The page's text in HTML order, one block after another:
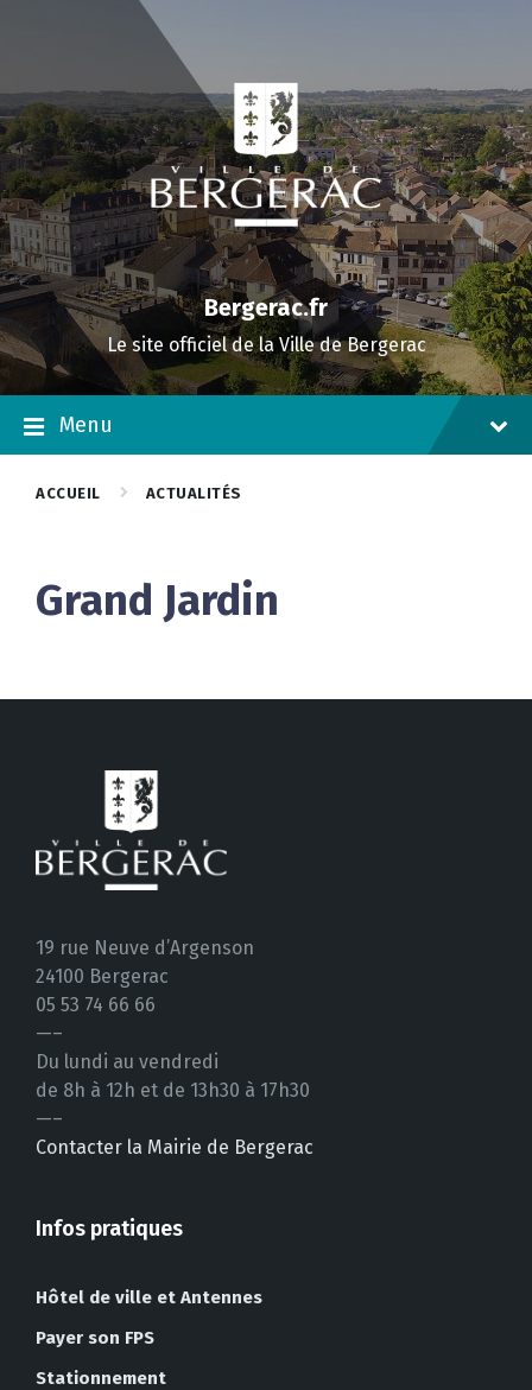
Bergerac.fr
Le site officiel de la Ville de Bergerac
Menu
ACCUEIL ACTUALITÉS
Grand Jardin
19 rue Neuve d’Argenson
24100 Bergerac
05 53 74 66 66
—–
Du lundi au vendredi
de 8h à 12h et de 13h30 à 17h30
—–
Contacter la Mairie de Bergerac
Infos pratiques
Hôtel de ville et Antennes
Payer son FPS
Stationnement